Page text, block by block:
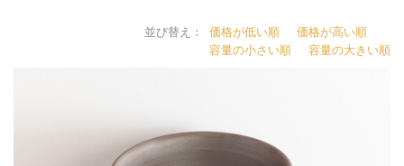
価格が低い順
価格が高い順
容量の小さい順
容量の大きい順
並び替え：